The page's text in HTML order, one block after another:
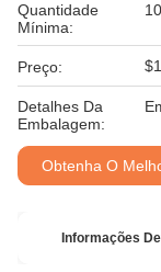
Quantidade
Mínima:
Preço:
Detalhes Da
Embalagem:
Obtenha O
Informações